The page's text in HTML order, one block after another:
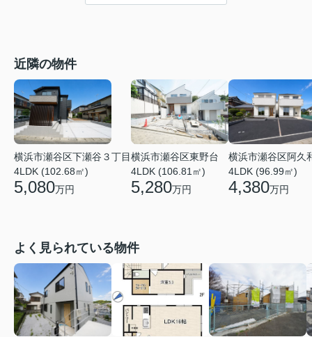
近隣の物件
横浜市瀬谷区下瀬谷３丁目
4LDK (102.68㎡)
5,080万円
横浜市瀬谷区東野台
4LDK (106.81㎡)
5,280万円
横浜市瀬谷区阿久
4LDK (96.99㎡)
4,380万円
よく見られている物件